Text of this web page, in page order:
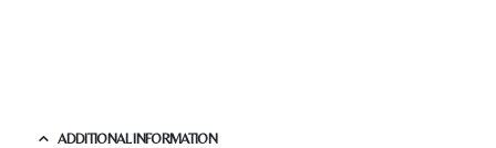
ADDITIONAL INFORMATION